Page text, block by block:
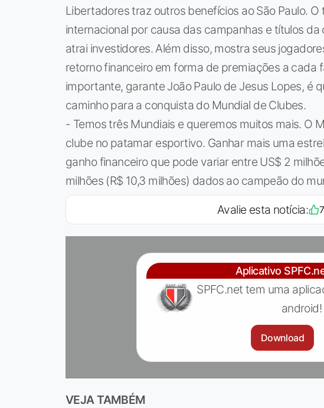
Libertadores traz outros benefícios ao São Paulo.
internacional por causa das campanhas e títulos
atrai investidores. Além disso, mostra seus
retorno financeiro em forma de premiações a cada
importante, garante João Paulo de Jesus Lopes, é
caminho para a conquista do Mundial de Clubes.
- Temos três Mundiais e queremos muitos mais. O
clube no patamar esportivo. Ganhar mais uma
ganho financeiro que pode variar entre US$ 2
milhões (R$ 10,3 milhões) dados ao campeão do
Avalie esta notícia: 7
Aplicativo
SPFC.net tem uma
android!
Download
VEJA TAMBÉM